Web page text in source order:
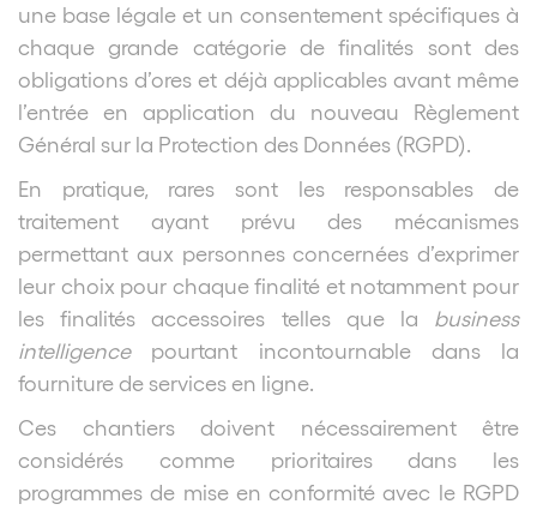
une base légale et un consentement spécifiques à
chaque grande catégorie de finalités sont des
obligations d’ores et déjà applicables avant même
l’entrée en application du nouveau Règlement
Général sur la Protection des Données (RGPD).
En pratique, rares sont les responsables de
traitement ayant prévu des mécanismes
permettant aux personnes concernées d’exprimer
leur choix pour chaque finalité et notamment pour
les finalités accessoires telles que la business
intelligencepourtant incontournable dans la
fourniture de services en ligne.
Ces chantiers doivent nécessairement être
considérés comme prioritaires dans les
programmes de mise en conformité avec le RGPD